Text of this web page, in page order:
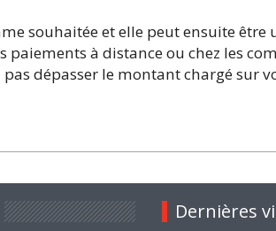
souhaitée et elle peut ensuite
paiements à distance ou chez les
pas dépasser le montant chargé sur
Dernières